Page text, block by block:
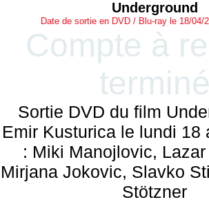
Underground
Date de sortie en DVD / Blu-ray le 18/04/
Compte à
terminé
Sortie DVD du film
Emir Kusturica le lundi 18
: Miki Manojlovic,
Mirjana Jokovic, Slavko
Stötzner